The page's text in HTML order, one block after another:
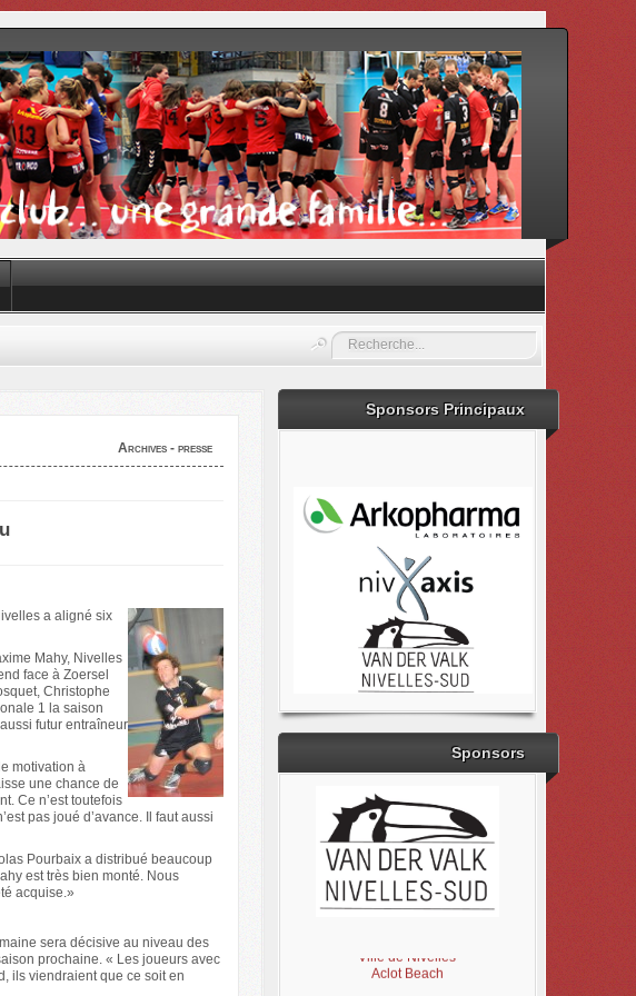
Rechercher
Archives - presse
a aligné six
Mahy, Nivelles
face à Zoersel
Christophe
1 la saison
futur entraîneur
motivation à
une chance de
Ce n’est toutefois
pas joué d’avance. Il faut aussi
Pourbaix a distribué beaucoup
est très bien monté. Nous
acquise.»
sera décisive au niveau des
prochaine. « Les joueurs avec
ils viendraient que ce soit en
Sponsors Principaux
Sponsors
Aclot Beach